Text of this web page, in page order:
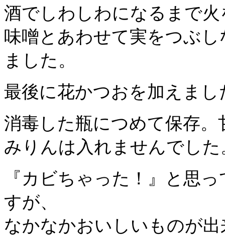
酒でしわしわになるまで
味噌とあわせて実をつぶ
ました。
最後に花かつおを加えまし
消毒した瓶につめて保存
みりんは入れませんでした
『カビちゃった！』と思
すが、
なかなかおいしいものが